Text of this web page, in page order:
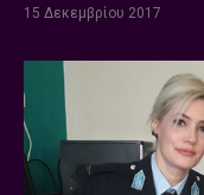
15 Δεκεμβρίου 2017